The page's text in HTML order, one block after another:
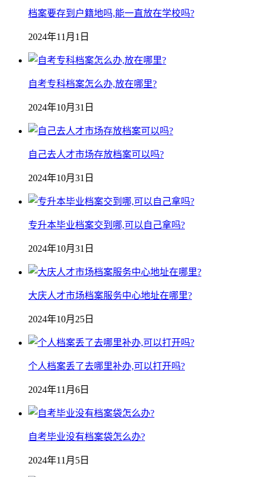
档案要存到户籍地吗,能一直放在学校吗?
2024年11月1日
自考专科档案怎么办,放在哪里?
2024年10月31日
自己去人才市场存放档案可以吗?
2024年10月31日
专升本毕业档案交到哪,可以自己拿吗?
2024年10月31日
大庆人才市场档案服务中心地址在哪里?
2024年10月25日
个人档案丢了去哪里补办,可以打开吗?
2024年11月6日
自考毕业没有档案袋怎么办?
2024年11月5日